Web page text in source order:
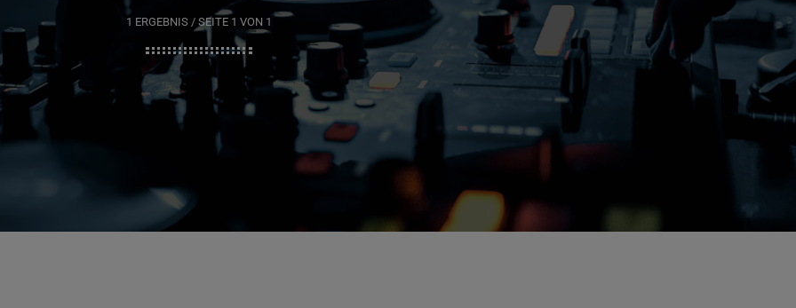
1 ERGEBNIS / SEITE 1 VON 1